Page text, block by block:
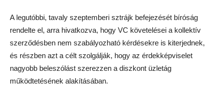
A legutóbbi, tavaly szeptemberi sztrájk befejezését bíróság
rendelte el, arra hivatkozva, hogy VC követelései a kollektív
szerződésben nem szabályozható kérdésekre is kiterjednek,
és részben azt a célt szolgálják, hogy az érdekképviselet
nagyobb beleszólást szerezzen a diszkont üzletág
működtetésének alakításában.